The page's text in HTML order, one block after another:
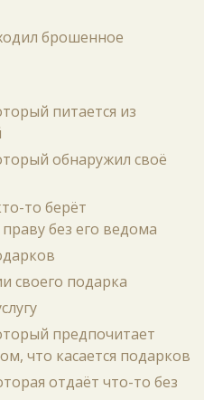
брошенное
питается из
обнаружил своё
то берёт
без его ведома
своего подарка
предпочитает
что касается подарков
отдаёт что-то без